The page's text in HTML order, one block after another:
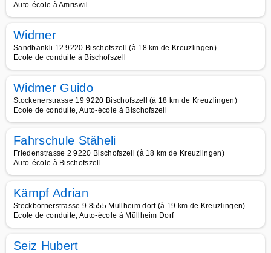
Auto-école à Amriswil
Widmer
Sandbänkli 12 9220 Bischofszell (à 18 km de Kreuzlingen)
Ecole de conduite à Bischofszell
Widmer Guido
Stockenerstrasse 19 9220 Bischofszell (à 18 km de Kreuzlingen)
Ecole de conduite, Auto-école à Bischofszell
Fahrschule Stäheli
Friedenstrasse 2 9220 Bischofszell (à 18 km de Kreuzlingen)
Auto-école à Bischofszell
Kämpf Adrian
Steckbornerstrasse 9 8555 Mullheim dorf (à 19 km de Kreuzlingen)
Ecole de conduite, Auto-école à Müllheim Dorf
Seiz Hubert